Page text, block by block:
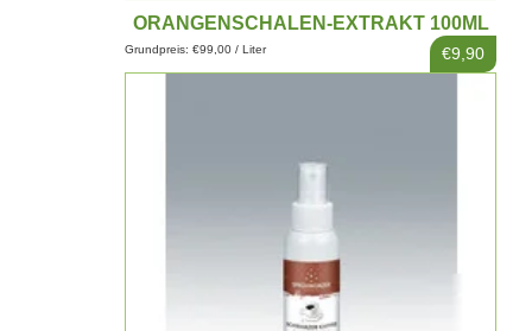
ORANGENSCHALEN-EXTRAKT 100ML
€9,90
Grundpreis: €99,00 / Liter